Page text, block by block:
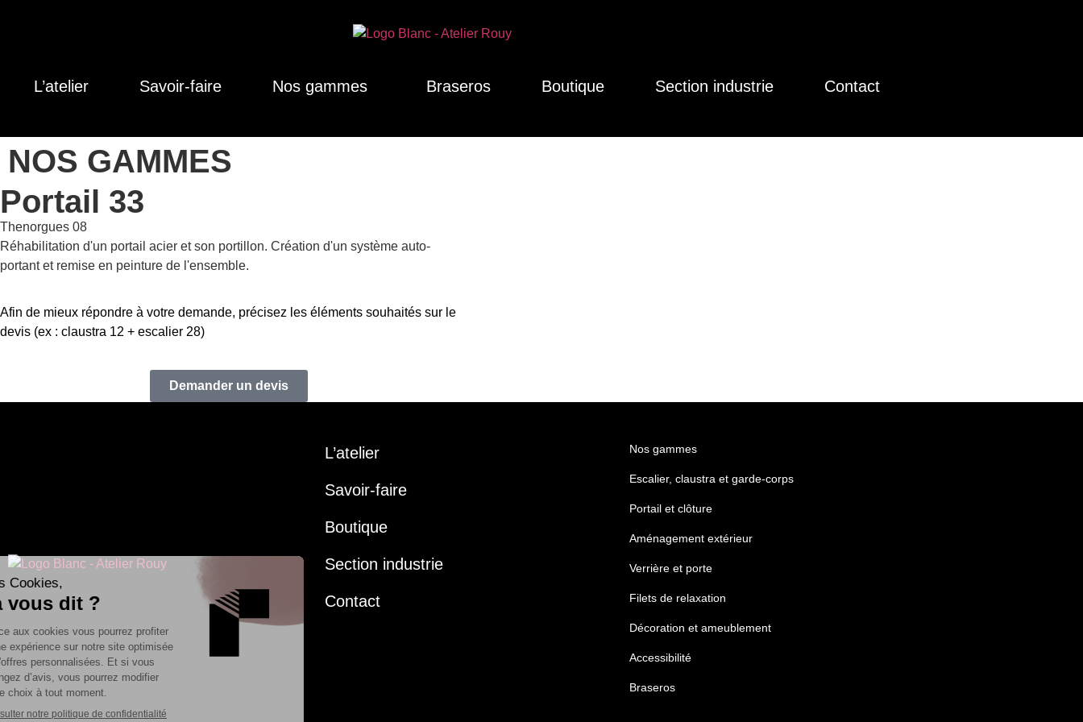
L’atelier Savoir-faire Nos gammes Braseros Boutique Section industrie Contact
NOS GAMMES
Portail 33
Thenorgues 08
Réhabilitation d'un portail acier et son portillon. Création d'un système auto-
portant et remise en peinture de l'ensemble.
Afin de mieux répondre à votre demande, précisez les éléments souhaités sur le
devis (ex : claustra 12 + escalier 28)
Demander un devis
L’atelier
Savoir-faire
Boutique
Section industrie
Contact
Nos gammes
Escalier, claustra et garde-corps
Portail et clôture
Aménagement extérieur
Verrière et porte
Filets de relaxation
Décoration et ameublement
Accessibilité
Braseros